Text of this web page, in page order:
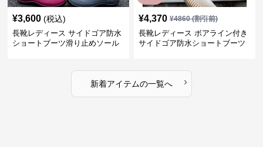
¥3,600 (税込)
長靴レディース サイドゴア防水
ショートブーツ滑り止めソール
¥4,370 ¥4860(割引前)
長靴レディース ボアライン付き
サイドゴア防水ショートブーツ
新着アイテムの一覧へ ›